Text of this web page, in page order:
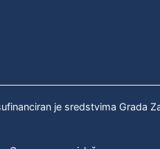
je sredstvima Grada